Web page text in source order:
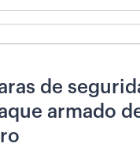
de
armado